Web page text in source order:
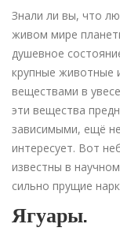
Знали ли вы, что
живом мире
душевное
крупные животные
веществами в
эти вещества
зависимыми, ещё
интересует. Вот
известны в
сильно прущие
Ягуары.